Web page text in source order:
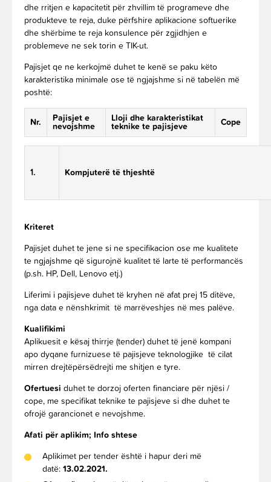
dhe rritjen e kapacitetit për zhvillim të programeve dhe
produkteve te reja, duke përfshire aplikacione softuerike
dhe shërbime te reja konsulence për zgjidhjen e
problemeve ne sek torin e TIK-ut.
Pajisjet qe ne kerkojmë duhet te kenë se paku këto
karakteristika minimale ose të ngjajshme si në tabelën më
poshtë:
Nr.
Pajisjet e
nevojshme
Lloji dhe karakteristikat
teknike te pajisjeve
Cope
1. Kompjuterë të thjeshtë
Kriteret
Pajisjet duhet te jene si ne specifikacion ose me kualitete
te ngjajshme që sigurojnë kualitet të larte të performancës
(p.sh. HP, Dell, Lenovo etj.)
Liferimi i pajisjeve duhet të kryhen në afat prej 15 ditëve,
nga data e nënshkrimit të marrëveshjes në mes palëve.
Kualifikimi
Aplikuesit e kësaj thirrje (tender) duhet të jenë kompani
apo dyqane furnizuese të pajisjeve teknologjike të cilat
mirren drejtëpërsëdrejti me shitjen e tyre.
Ofertuesi duhet te dorzoj oferten financiare për njësi /
cope, me specifikat teknike te pajisjeve si dhe duhet te
ofrojë garancionet e nevojshme.
Afati për aplikim; Info shtese
Aplikimet per tender është i hapur deri më
datë: 13.02.2021.